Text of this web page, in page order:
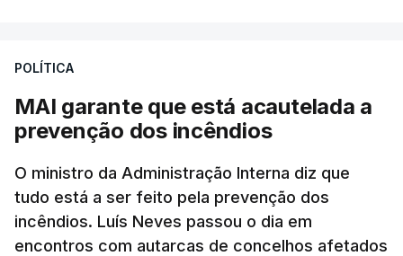
Mehr na rede social Telegram, como aquilo que
israelita, que nos últimos tempos vem dando conta
de que o líder supremo iraniano estará em estado
crítico na sequência do bombardeamento que no
último dia de fevereiro passado matou o pai, o
ayatollah Ali Khamenei, e outros membros da
família.
POLÍTICA
MAI garante que está acautelada a
prevenção dos incêndios
O ministro da Administração Interna diz que
tudo está a ser feito pela prevenção dos
incêndios. Luís Neves passou o dia em
encontros com autarcas de concelhos afetados